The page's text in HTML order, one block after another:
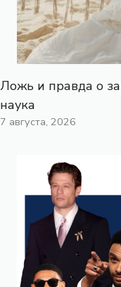
Ложь и правда о
наука
7 августа, 2026